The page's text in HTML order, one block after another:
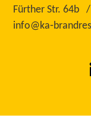
Fürther Str. 64b